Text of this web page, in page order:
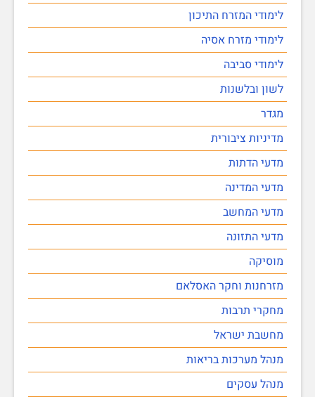
לימודי המזרח התיכון
לימודי מזרח אסיה
לימודי סביבה
לשון ובלשנות
מגדר
מדיניות ציבורית
מדעי הדתות
מדעי המדינה
מדעי המחשב
מדעי התזונה
מוסיקה
מזרחנות וחקר האסלאם
מחקרי תרבות
מחשבת ישראל
מנהל מערכות בריאות
מנהל עסקים